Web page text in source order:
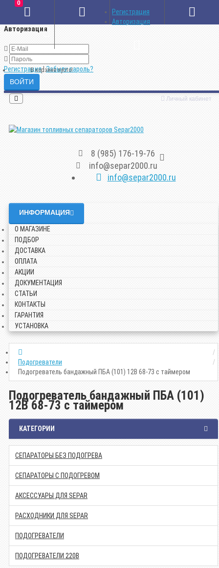
Авторизация
Регистрация|Забыли пароль?
Личный кабинет
8 (985) 176-19-76
info@separ2000.ru
info@separ2000.ru
Регистрация
Авторизация
0
В корзине пусто!
ИНФОРМАЦИЯ
О МАГАЗИНЕ
ПОДБОР
ДОСТАВКА
ОПЛАТА
АКЦИИ
ДОКУМЕНТАЦИЯ
СТАТЬИ
КОНТАКТЫ
ГАРАНТИЯ
УСТАНОВКА
Подогреватели
Подогреватель бандажный ПБА (101) 12B 68-73 с таймером
Подогреватель бандажный ПБА (101)
12B 68-73 с таймером
КАТЕГОРИИ
СЕПАРАТОРЫ БЕЗ ПОДОГРЕВА
СЕПАРАТОРЫ С ПОДОГРЕВОМ
АКСЕССУАРЫ ДЛЯ SEPAR
РАСХОДНИКИ ДЛЯ SEPAR
ПОДОГРЕВАТЕЛИ
ПОДОГРЕВАТЕЛИ 220В